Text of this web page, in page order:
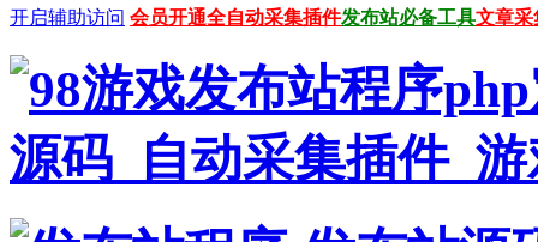
开启辅助访问 会员开通全自动采集插件发布站必备工具文章采